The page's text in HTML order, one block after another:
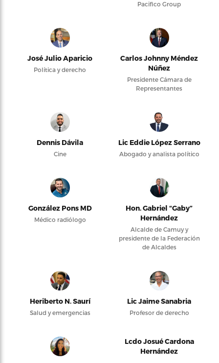
Pacifico Group
José Julio Aparicio
Política y derecho
Carlos Johnny Méndez
Núñez
Presidente Cámara de
Representantes
Dennis Dávila
Cine
Lic Eddie López Serrano
Abogado y analista político
González Pons MD
Médico radiólogo
Hon. Gabriel “Gaby”
Hernández
Alcalde de Camuy y
presidente de la Federación
de Alcaldes
Heriberto N. Saurí
Salud y emergencias
Lic Jaime Sanabria
Profesor de derecho
Lcdo Josué Cardona
Hernández